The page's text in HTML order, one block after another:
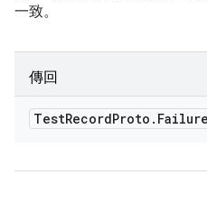
一致。
傳回
TestRecordProto . Failure